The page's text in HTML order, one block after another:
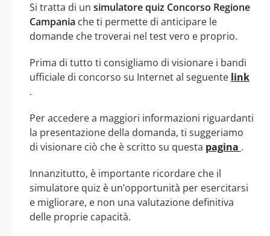
Si tratta di un simulatore quiz Concorso Regione
Campania che ti permette di anticipare le
domande che troverai nel test vero e proprio.
Prima di tutto ti consigliamo di visionare i bandi
ufficiale di concorso su Internet al seguente link
.
Per accedere a maggiori informazioni riguardanti
la presentazione della domanda, ti suggeriamo
di visionare ciò che è scritto su questa pagina .
Innanzitutto, è importante ricordare che il
simulatore quiz è un’opportunità per esercitarsi
e migliorare, e non una valutazione definitiva
delle proprie capacità.